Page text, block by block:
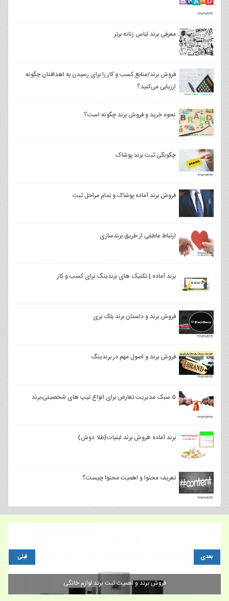
معرفی برند لباس زنانه برتر
فروش برند/منابع کسب و کار را برای رسیدن به اهدافتان چگونه
ارزیابی می‌کنید؟
نحوه خرید و فروش برند چگونه است؟
چگونگی ثبت برند پوشاک
فروش برند آماده پوشاک و تمام مراحل ثبت
ارتباط عاطفی از طریق برندسازی
برند آماده | تکنیک های برندینگ برای کسب و کار
فروش برند و داستان برند بلک‌ بری
فروش برند و اصول مهم در برندینگ
۵ سبک مدیریت تعارض برای انواع تیپ‌ های شخصیتی،برند
برند آماده ؛فروش برند لبنیات(طلا دوش)
تعریف محتوا و اهمیت محتوا چیست؟
فروش برند و اهمیت ثبت برند لوازم خانگی
قبلی بعدی